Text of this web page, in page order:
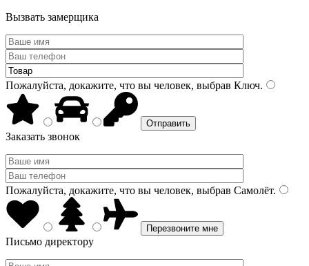
Вызвать замерщика
Пожалуйста, докажите, что вы человек, выбрав Ключ.
Заказать звонок
Пожалуйста, докажите, что вы человек, выбрав Самолёт.
Письмо директору